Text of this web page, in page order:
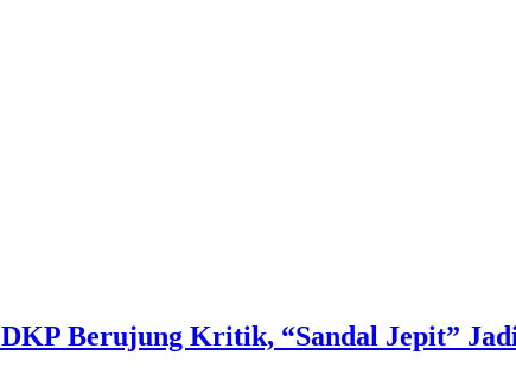
Berujung Kritik, “Sandal Jepit”